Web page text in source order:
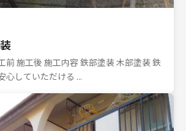
前 施工後 施工内容 鉄部塗装 木部塗装 鉄
心していただける ...